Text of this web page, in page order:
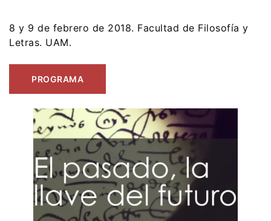
8 y 9 de febrero de 2018. Facultad de Filosofía y
Letras. UAM.
PROGRAMA